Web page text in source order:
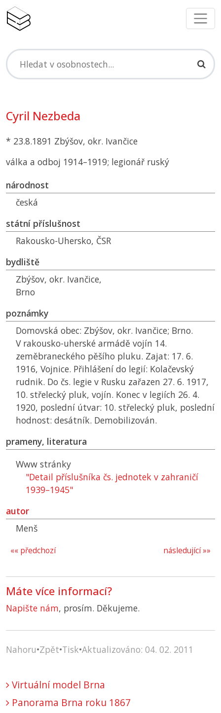
Cyril Nezbeda
* 23.8.1891 Zbýšov, okr. Ivančice
válka a odboj 1914–1919; legionář ruský
národnost
česká
státní příslušnost
Rakousko-Uhersko, ČSR
bydliště
Zbýšov, okr. Ivančice,
Brno
poznámky
Domovská obec: Zbýšov, okr. Ivančice; Brno.
V rakousko-uherské armádě vojín 14.
zeměbraneckého pěšího pluku. Zajat: 17. 6.
1916, Vojnice. Přihlášení do legií: Kolačevský
rudnik. Do čs. legie v Rusku zařazen 27. 6. 1917,
10. střelecký pluk, vojín. Konec v legiích 26. 4.
1920, poslední útvar: 10. střelecký pluk, poslední
hodnost: desátník. Demobilizován.
prameny, literatura
Www stránky
"Detail příslušníka čs. jednotek v zahraničí
1939–1945"
autor
Menš
následující »»
«« předchozí
Máte více informací?
Napište nám, prosím. Děkujeme.
Nahoru•Zpět•Tisk•Aktualizováno: 04. 02. 2011
Virtuální model Brna
Panorama Brna roku 1867